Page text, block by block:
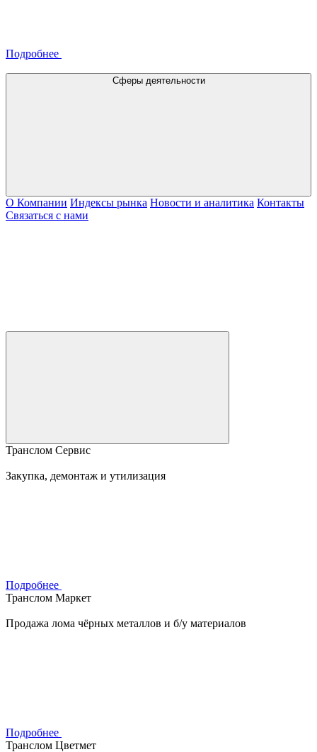
Подробнее
Сферы деятельности
О Компании Индексы рынка Новости и аналитика Контакты
Связаться с нами
Транслом Сервис
Закупка, демонтаж и утилизация
Подробнее
Транслом Маркет
Продажа лома чёрных металлов и б/у материалов
Подробнее
Транслом Цветмет